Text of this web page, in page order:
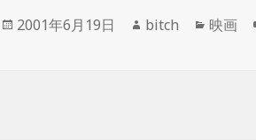
投
2001年6月19日
作
bitch
カ
映画